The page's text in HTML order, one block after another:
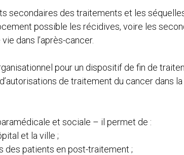
secondaires des traitements et les
possible les récidives, voire les
dans l’après-cancer.
pour un dispositif de fin de
de traitement du cancer dans
et sociale – il permet de :
et la ville ;
des patients en post-traitement ;